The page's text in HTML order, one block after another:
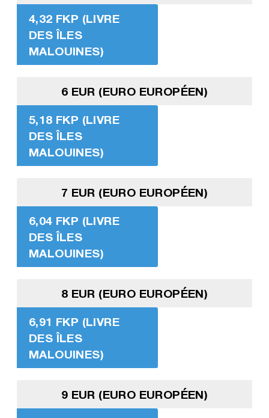
4,32 FKP (LIVRE
DES ÎLES
MALOUINES)
6 EUR (EURO EUROPÉEN)
5,18 FKP (LIVRE
DES ÎLES
MALOUINES)
7 EUR (EURO EUROPÉEN)
6,04 FKP (LIVRE
DES ÎLES
MALOUINES)
8 EUR (EURO EUROPÉEN)
6,91 FKP (LIVRE
DES ÎLES
MALOUINES)
9 EUR (EURO EUROPÉEN)